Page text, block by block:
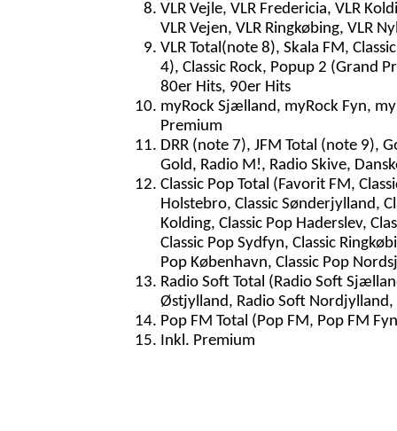
VLR Vejle, VLR Fredericia, VLR
VLR Vejen, VLR Ringkøbing, VLR
VLR Total(note 8), Skala FM,
4), Classic Rock, Popup 2 (Grand
80er Hits, 90er Hits
myRock Sjælland, myRock Fyn,
Premium
DRR (note 7), JFM Total (note 9),
Gold, Radio M!, Radio Skive,
Classic Pop Total (Favorit FM,
Holstebro, Classic Sønderjylland,
Kolding, Classic Pop Haderslev,
Classic Pop Sydfyn, Classic
Pop København, Classic Pop
Radio Soft Total (Radio Soft
Østjylland, Radio Soft Nordjylland,
Pop FM Total (Pop FM, Pop FM
Inkl. Premium